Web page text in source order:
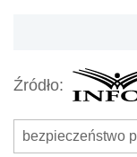
Źródło:
bezpieczeństwo